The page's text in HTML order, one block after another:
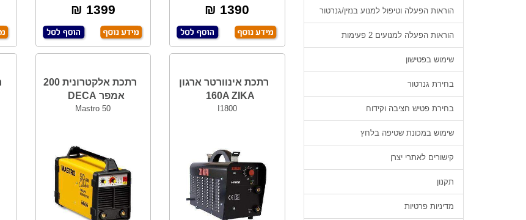
אמין מאוד,
1390 ₪
MIG/TIG/MMA. צד
1399 ₪
רתכת אינוורטר ארגון
160A ZIKA
I1800
רתכת אלקטרונית 200
אמפר DECA
Mastro 50
הוראות הפעלה וטיפול למנוע בנזין/גנרטור
הוראות הפעלה למנועים 2 פעימות
שימוש בפטישון
בחירת גנרטור
בחירת פטיש חציבה וקידוח
שימוש במכונת שטיפה בלחץ
קישורים לאתרי יצרן
תקנון
מדיניות פרטיות